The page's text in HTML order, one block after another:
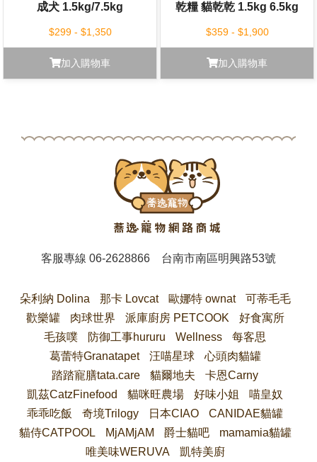
成犬 1.5kg/7.5kg
$299 - $1,350
加入購物車
乾糧 貓乾乾 1.5kg 6.5kg
$359 - $1,900
加入購物車
客服專線06-2628866 台南市南區明興路53號
朵利納 Dolina 那卡 Lovcat 歐娜特 ownat
可蒂毛毛
歡樂罐
肉球世界 派庫廚房 PETCOOK
好食寓所
毛孩噗
防御工事hururu Wellness
每客思
葛蕾特Granatapet
汪喵星球
心頭肉貓罐
踏踏寵膳tata.care
貓爾地夫
卡恩Carny
凱茲CatzFinefood
貓咪旺農場 好味小姐
喵皇奴
乖乖吃飯
奇境Trilogy 日本CIAO
CANIDAE貓罐
貓侍CATPOOL
MjAMjAM 爵士貓吧
mamamia貓罐
唯美味WERUVA
凱特美廚